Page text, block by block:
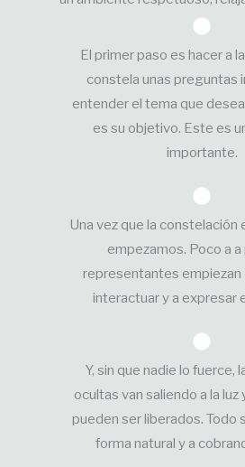
El primer paso es hacer a
constela unas preguntas
entender el tema que
es su objetivo. Este es
importante.
Una vez que la constelación
empezamos. Poco a
representantes empiezan
interactuar y a expresar
Y, sin que nadie lo fuerce,
ocultas van saliendo a la luz
pueden ser liberados. Todo
forma natural y a